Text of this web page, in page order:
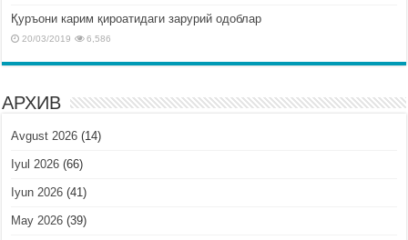
Қуръони карим қироатидаги зарурий одоблар
20/03/2019 6,586
АРХИВ
Avgust 2026 (14)
Iyul 2026 (66)
Iyun 2026 (41)
May 2026 (39)